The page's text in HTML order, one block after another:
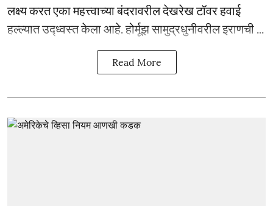
लक्ष्य करत एका महत्त्वाच्या बंदरावरील देखरेख टॉवर हवाई
हल्ल्यात उद्ध्वस्त केला आहे. होर्मूझ सामुद्रधुनीवरील इराणची ...
Read More